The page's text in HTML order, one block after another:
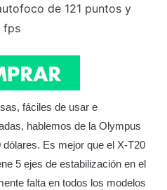
de 121 puntos y
fps
fáciles de usar e
hablemos de la Olympus
Es mejor que el X-T20
5 ejes de estabilización en el
falta en todos los modelos